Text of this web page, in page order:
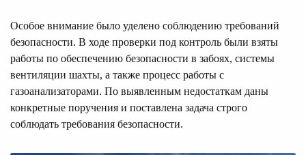
Особое внимание было уделено соблюдению требований
безопасности. В ходе проверки под контроль были взяты
работы по обеспечению безопасности в забоях, системы
вентиляции шахты, а также процесс работы с
газоанализаторами. По выявленным недостаткам даны
конкретные поручения и поставлена задача строго
соблюдать требования безопасности.